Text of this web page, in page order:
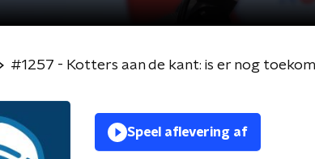
#1257 - Kotters aan de kant: is er nog
Speel aflevering af